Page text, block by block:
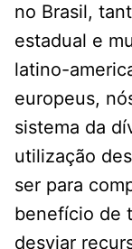
no Brasil,
estadual e
latino-
europeus,
sistema da
utilização
ser para
benefício de
desviar